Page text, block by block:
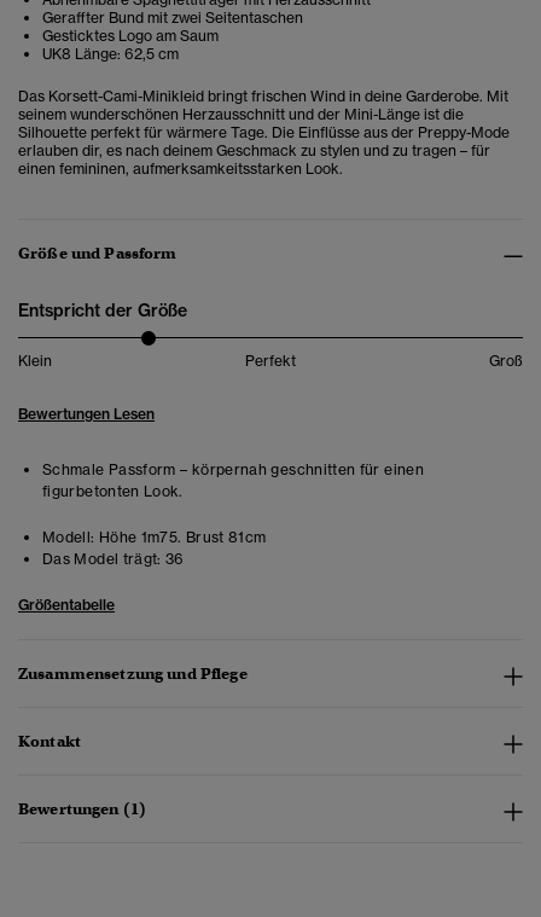
Geraffter Bund mit zwei Seitentaschen
Gesticktes Logo am Saum
UK8 Länge: 62,5 cm
Das Korsett-Cami-Minikleid bringt frischen Wind in deine Garderobe. Mit
seinem wunderschönen Herzausschnitt und der Mini-Länge ist die
Silhouette perfekt für wärmere Tage. Die Einflüsse aus der Preppy-Mode
erlauben dir, es nach deinem Geschmack zu stylen und zu tragen – für
einen femininen, aufmerksamkeitsstarken Look.
Größe und Passform
Entspricht der Größe
Klein Perfekt Groß
Bewertungen Lesen
Schmale Passform – körpernah geschnitten für einen
figurbetonten Look.
Modell: Höhe 1m75. Brust 81cm
Das Model trägt: 36
Größentabelle
Zusammensetzung und Pflege
Kontakt
Bewertungen (1)